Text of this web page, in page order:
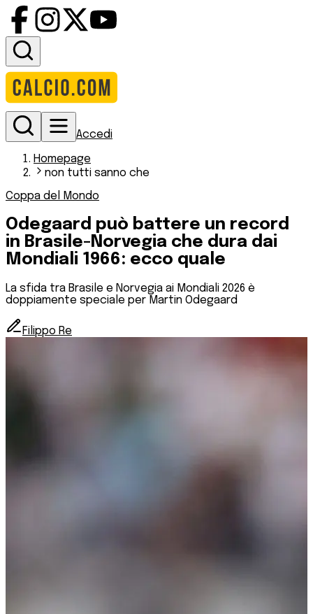
Accedi
Homepage
non tutti sanno che
Coppa del Mondo
Odegaard può battere un record
in Brasile-Norvegia che dura dai
Mondiali 1966: ecco quale
La sfida tra Brasile e Norvegia ai Mondiali 2026 è
doppiamente speciale per Martin Odegaard
Filippo Re